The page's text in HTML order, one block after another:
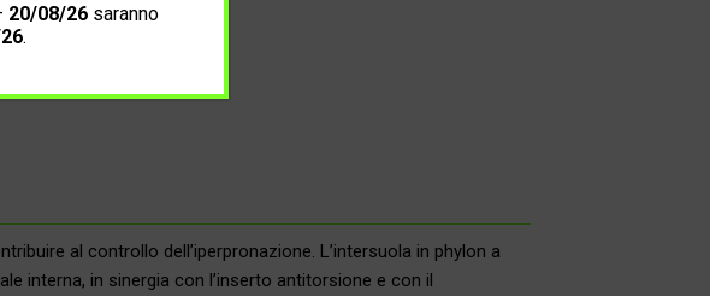
al controllo dell’iperpronazione. L’intersuola in phylon a
interna, in sinergia con l’inserto antitorsione e con il
20/08/26 saranno
.